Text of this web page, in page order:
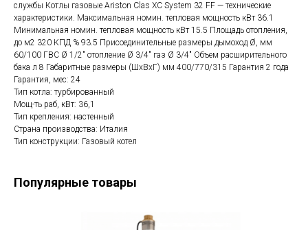
службы Котлы газовые Ariston Clas XС System 32 FF — технические
характеристики. Максимальная номин. тепловая мощность кВт 36.1
Минимальная номин. тепловая мощность кВт 15.5 Площадь отопления,
до м2 320 КПД % 93.5 Присоединительные размеры дымоход Ø, мм
60/100 ГВС Ø 1/2″ отопление Ø 3/4″ газ Ø 3/4″ Объем расширительного
бака л 8 Габаритные размеры (ШхВхГ) мм 400/770/315 Гарантия 2 года
Гарантия, мес: 24
Тип котла: турбированный
Мощ-ть раб, кВт: 36,1
Тип крепления: настенный
Страна производства: Италия
Тип конструкции: Газовый котел
Популярные товары